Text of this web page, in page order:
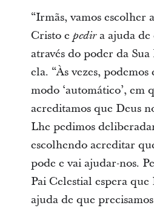
“Irmãs, vamos escolher
Cristo e pedira ajuda de
através do poder da Sua
ela. “Às vezes,
modo ‘automático’, em
acreditamos que Deus
Lhe pedimos
escolhendo acreditar
pode e vai ajudar-nos.
Pai Celestial espera que
ajuda de que